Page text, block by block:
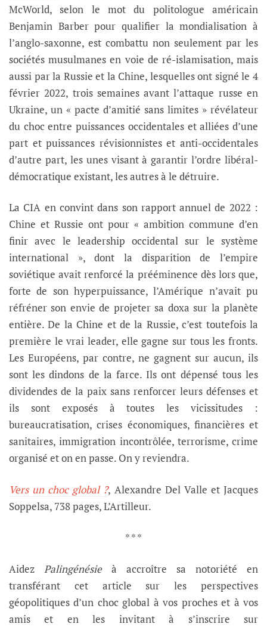
McWorld, selon le mot du politologue américain
Benjamin Barber pour qualifier la mondialisation à
l’anglo-saxonne, est combattu non seulement par les
sociétés musulmanes en voie de ré-islamisation, mais
aussi par la Russie et la Chine, lesquelles ont signé le 4
février 2022, trois semaines avant l’attaque russe en
Ukraine, un « pacte d’amitié sans limites » révélateur
du choc entre puissances occidentales et alliées d’une
part et puissances révisionnistes et anti-occidentales
d’autre part, les unes visant à garantir l’ordre libéral-
démocratique existant, les autres à le détruire.
La CIA en convint dans son rapport annuel de 2022 :
Chine et Russie ont pour « ambition commune d’en
finir avec le leadership occidental sur le système
international », dont la disparition de l’empire
soviétique avait renforcé la prééminence dès lors que,
forte de son hyperpuissance, l’Amérique n’avait pu
réfréner son envie de projeter sa doxa sur la planète
entière. De la Chine et de la Russie, c’est toutefois la
première le vrai leader, elle gagne sur tous les fronts.
Les Européens, par contre, ne gagnent sur aucun, ils
sont les dindons de la farce. Ils ont dépensé tous les
dividendes de la paix sans renforcer leurs défenses et
ils sont exposés à toutes les vicissitudes :
bureaucratisation, crises économiques, financières et
sanitaires, immigration incontrôlée, terrorisme, crime
organisé et on en passe. On y reviendra.
Vers un choc global ?, Alexandre Del Valle et Jacques
Soppelsa, 738 pages, L’Artilleur.
* * *
Aidez Palingénésieà accroître sa notoriété en
transférant cet article sur les perspectives
géopolitiques d’un choc global à vos proches et à vos
amis et en les invitant à s’inscrire sur